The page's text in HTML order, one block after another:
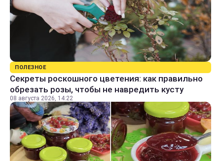
ПОЛЕЗНОЕ
Секреты роскошного цветения: как правильно
обрезать розы, чтобы не навредить кусту
08 августа 2026, 14:22